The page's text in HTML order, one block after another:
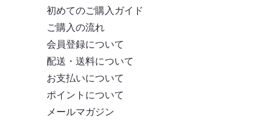
初めてのご購入ガイド
ご購入の流れ
会員登録について
配送・送料について
お支払いについて
ポイントについて
メールマガジン